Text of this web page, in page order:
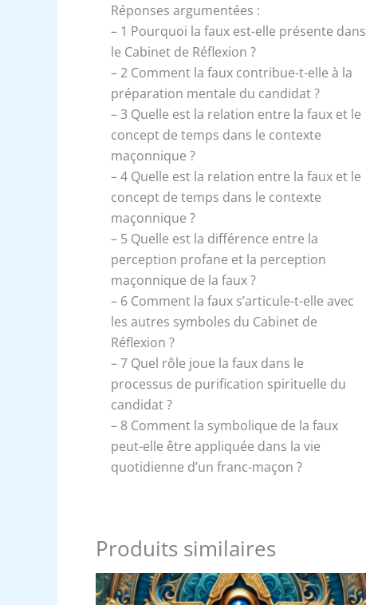
Réponses argumentées :
– 1 Pourquoi la faux est-elle présente dans
le Cabinet de Réflexion ?
– 2 Comment la faux contribue-t-elle à la
préparation mentale du candidat ?
– 3 Quelle est la relation entre la faux et le
concept de temps dans le contexte
maçonnique ?
– 4 Quelle est la relation entre la faux et le
concept de temps dans le contexte
maçonnique ?
– 5 Quelle est la différence entre la
perception profane et la perception
maçonnique de la faux ?
– 6 Comment la faux s’articule-t-elle avec
les autres symboles du Cabinet de
Réflexion ?
– 7 Quel rôle joue la faux dans le
processus de purification spirituelle du
candidat ?
– 8 Comment la symbolique de la faux
peut-elle être appliquée dans la vie
quotidienne d’un franc-maçon ?
Produits similaires